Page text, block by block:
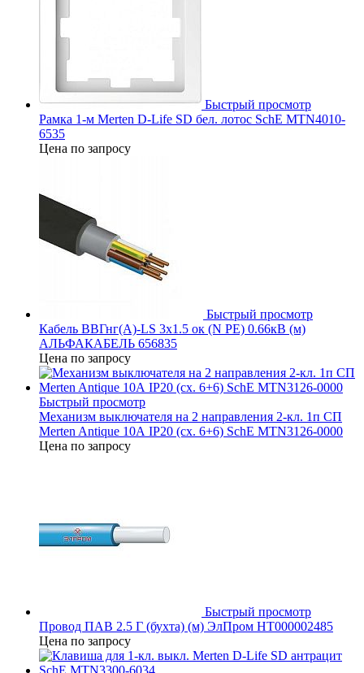
Быстрый просмотр
Рамка 1-м Merten D-Life SD бел. лотос SchE MTN4010-
6535
Цена по запросу
Быстрый просмотр
Кабель ВВГнг(А)-LS 3х1.5 ок (N PE) 0.66кВ (м)
АЛЬФАКАБЕЛЬ 656835
Цена по запросу
Быстрый просмотр
Механизм выключателя на 2 направления 2-кл. 1п СП
Merten Antique 10А IP20 (сх. 6+6) SchE MTN3126-0000
Цена по запросу
Быстрый просмотр
Провод ПАВ 2.5 Г (бухта) (м) ЭлПром НТ000002485
Цена по запросу